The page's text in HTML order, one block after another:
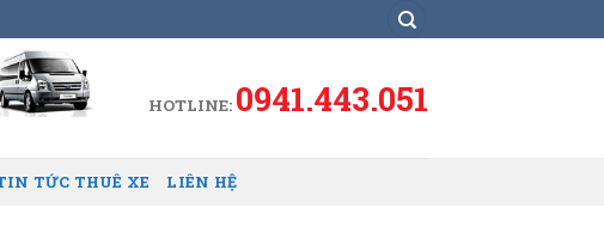
HOTLINE: 0941.443.051
TỨC THUÊ XE LIÊN HỆ